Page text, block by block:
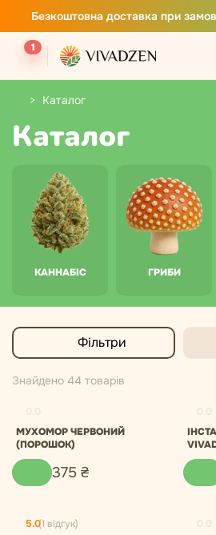
Безкоштовна доставка при
1
Каталог
Каталог
КАННАБІС ГРИБИ
Фільтри
Знайдено 44 товарів
МУХОМОР ЧЕРВОНИЙ
(ПОРОШОК)
375 ₴
5.0(1 відгук)